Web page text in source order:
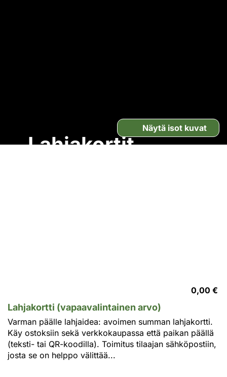
Lahjakortit
Näytä isot kuvat
0,00 €
Lahjakortti (vapaavalintainen arvo)
Varman päälle lahjaidea: avoimen summan lahjakortti.
Käy ostoksiin sekä verkkokaupassa että paikan päällä
(teksti- tai QR-koodilla). Toimitus tilaajan sähköpostiin,
josta se on helppo välittää...